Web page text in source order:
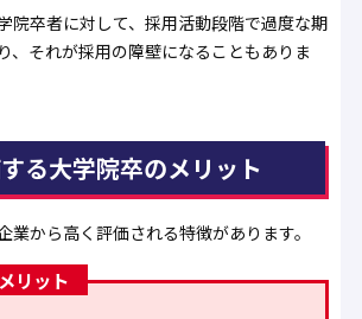
院卒者に対して、採用活動段階で過度な期
、それが採用の障壁になることもありま
る大学院卒のメリット
業から高く評価される特徴があります。
リット